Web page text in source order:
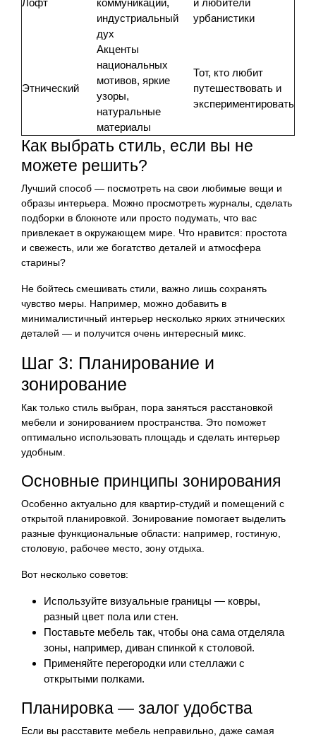
индустриальный
дух
урбанистики
Этнический
Акценты
национальных
мотивов, яркие
узоры,
натуральные
материалы
Тот, кто любит
путешествовать и
экспериментировать
Как выбрать стиль, если вы не
можете решить?
Лучший способ — посмотреть на свои любимые вещи и
образы интерьера. Можно просмотреть журналы, сделать
подборки в блокноте или просто подумать, что вас
привлекает в окружающем мире. Что нравится: простота
и свежесть, или же богатство деталей и атмосфера
старины?
Не бойтесь смешивать стили, важно лишь сохранять
чувство меры. Например, можно добавить в
минималистичный интерьер несколько ярких этнических
деталей — и получится очень интересный микс.
Шаг 3: Планирование и
зонирование
Как только стиль выбран, пора заняться расстановкой
мебели и зонированием пространства. Это поможет
оптимально использовать площадь и сделать интерьер
удобным.
Основные принципы зонирования
Особенно актуально для квартир-студий и помещений с
открытой планировкой. Зонирование помогает выделить
разные функциональные области: например, гостиную,
столовую, рабочее место, зону отдыха.
Вот несколько советов:
Используйте визуальные границы — ковры,
разный цвет пола или стен.
Поставьте мебель так, чтобы она сама отделяла
зоны, например, диван спинкой к столовой.
Применяйте перегородки или стеллажи с
открытыми полками.
Планировка — залог удобства
Если вы расставите мебель неправильно, даже самая